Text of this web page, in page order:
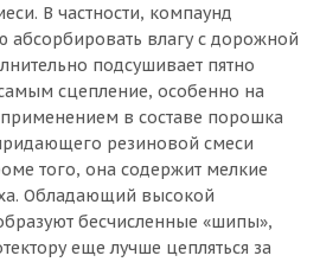
В частности, компаунд
абсорбировать влагу с дорожной
подсушивает пятно
сцепление, особенно на
в составе порошка
резиновой смеси
того, она содержит мелкие
Обладающий высокой
бесчисленные «шипы»,
еще лучше цепляться за